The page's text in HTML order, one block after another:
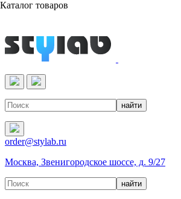
Реактивы & Оборудование
order@stylab.ru
Москва, Звенигородское шоссе, д. 9/27
Каталог товаров